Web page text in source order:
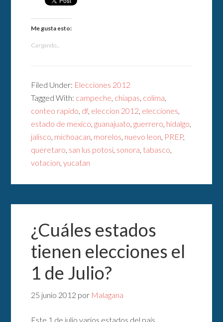
Me gusta esto:
Cargando...
Filed Under: Elecciones 2012
Tagged With: campeche, chiapas, colima,
conteo rapido, df, eleccion 2012, elecciones,
estado de mexico,guanajuato,guerrero, hidalgo,
jalisco, michoacan, morelos, nuevo leon, PREP,
queretaro, san lus potosi, sonora, tabasco,
votacion,yucatan
¿Cuáles estados
tienen elecciones el
1 de Julio?
25 junio 2012 por Malagana
Este 1 de julio varios estados del país